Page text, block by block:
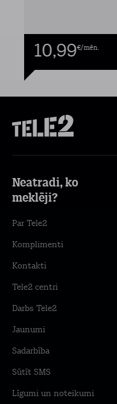
10,99€/mēn.
Neatradi, ko
meklēji?
Par Tele2
Komplimenti
Kontakti
Tele2 centri
Darbs Tele2
Jaunumi
Sadarbība
Sūtīt SMS
Līgumi un noteikumi